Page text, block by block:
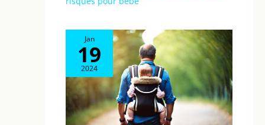
à l'emploi en
quelques minutes
sans configuration
Wi-Fi compliquée
ni installation
d'application. Pour
une flexibilité
Jan
19
2024